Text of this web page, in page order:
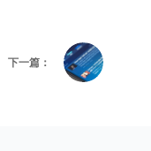
下一篇：